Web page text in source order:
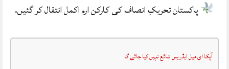
پاکستان تحریکِ انصاف کی کارکن ارم اکمل انتقال کر گئیں.
آپکا ای میل ایڈریس شائع نہیں کیا جائے گا